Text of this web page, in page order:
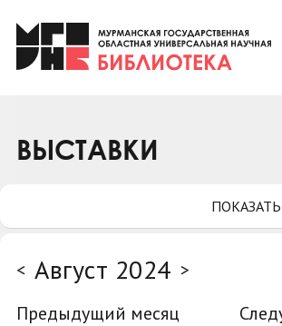
Клуб «Гиря и сельдерей»
Клуб «Семейный архив»
Коллегам
ВЫСТАВКИ
< Август 2024 >
Предыдущий месяц